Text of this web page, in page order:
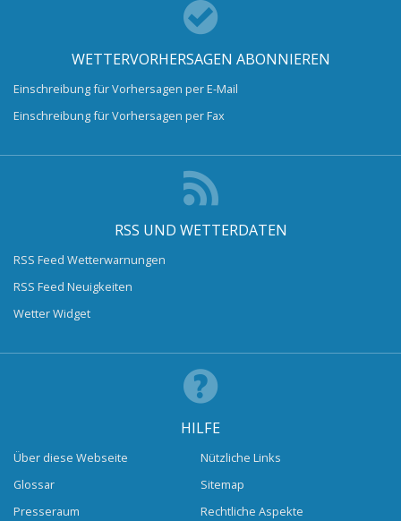
WETTERVORHERSAGEN ABONNIEREN
Einschreibung für Vorhersagen per E-Mail
Einschreibung für Vorhersagen per Fax
RSS UND WETTERDATEN
RSS Feed Wetterwarnungen
RSS Feed Neuigkeiten
Wetter Widget
HILFE
Über diese Webseite
Glossar
Presseraum
Nützliche Links
Sitemap
Rechtliche Aspekte